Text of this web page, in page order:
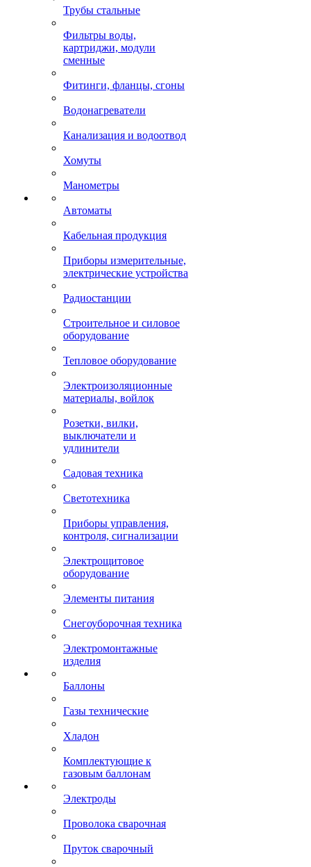
Трубы стальные
Фильтры воды,
картриджи, модули
сменные
Фитинги, фланцы, сгоны
Водонагреватели
Канализация и водоотвод
Хомуты
Манометры
Автоматы
Кабельная продукция
Приборы измерительные,
электрические устройства
Радиостанции
Строительное и силовое
оборудование
Тепловое оборудование
Электроизоляционные
материалы, войлок
Розетки, вилки,
выключатели и
удлинители
Садовая техника
Светотехника
Приборы управления,
контроля, сигнализации
Электрощитовое
оборудование
Элементы питания
Снегоуборочная техника
Электромонтажные
изделия
Баллоны
Газы технические
Хладон
Комплектующие к
газовым баллонам
Электроды
Проволока сварочная
Пруток сварочный